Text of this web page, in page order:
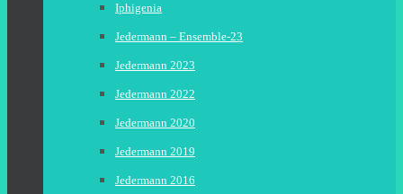
Iphigenia
Jedermann – Ensemble-23
Jedermann 2023
Jedermann 2022
Jedermann 2020
Jedermann 2019
Jedermann 2016